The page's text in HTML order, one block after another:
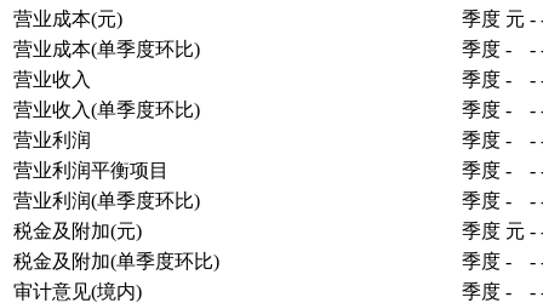
营业成本(元)
季度 元 -
营业成本(单季度环比)
季度 - -
营业收入
季度 - -
营业收入(单季度环比)
季度 - -
营业利润
季度 - -
营业利润平衡项目
季度 - -
营业利润(单季度环比)
季度 - -
税金及附加(元)
季度 元 -
税金及附加(单季度环比)
季度 - -
审计意见(境内)
季度 - -